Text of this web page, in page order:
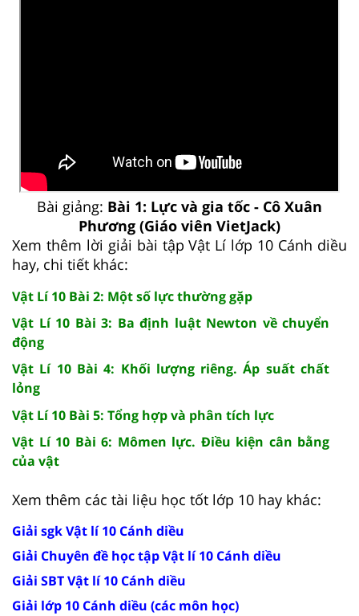
Bài giảng: Bài 1: Lực và gia tốc - Cô Xuân
Phương (Giáo viên VietJack)
Xem thêm lời giải bài tập Vật Lí lớp 10 Cánh diều
hay, chi tiết khác:
Vật Lí 10 Bài 2: Một số lực thường gặp
Vật Lí 10 Bài 3: Ba định luật Newton về chuyển
động
Vật Lí 10 Bài 4: Khối lượng riêng. Áp suất chất
lỏng
Vật Lí 10 Bài 5: Tổng hợp và phân tích lực
Vật Lí 10 Bài 6: Mômen lực. Điều kiện cân bằng
của vật
Xem thêm các tài liệu học tốt lớp 10 hay khác:
Giải sgk Vật lí 10 Cánh diều
Giải Chuyên đề học tập Vật lí 10 Cánh diều
Giải SBT Vật lí 10 Cánh diều
Giải lớp 10 Cánh diều (các môn học)